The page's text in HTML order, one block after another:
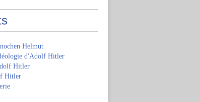
Helmut
d'Adolf Hitler
Hitler
Hitler